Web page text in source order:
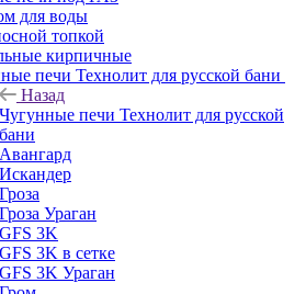
для воды
топкой
кирпичные
печи Технолит для русской бани
Назад
Чугунные печи Технолит для русской
бани
Авангард
Искандер
Гроза
Гроза Ураган
GFS 3K
GFS 3K в сетке
GFS 3K Ураган